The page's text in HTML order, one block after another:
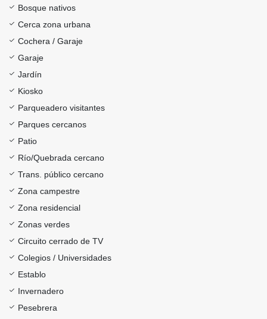
Bosque nativos
Cerca zona urbana
Cochera / Garaje
Garaje
Jardín
Kiosko
Parqueadero visitantes
Parques cercanos
Patio
Río/Quebrada cercano
Trans. público cercano
Zona campestre
Zona residencial
Zonas verdes
Circuito cerrado de TV
Colegios / Universidades
Establo
Invernadero
Pesebrera